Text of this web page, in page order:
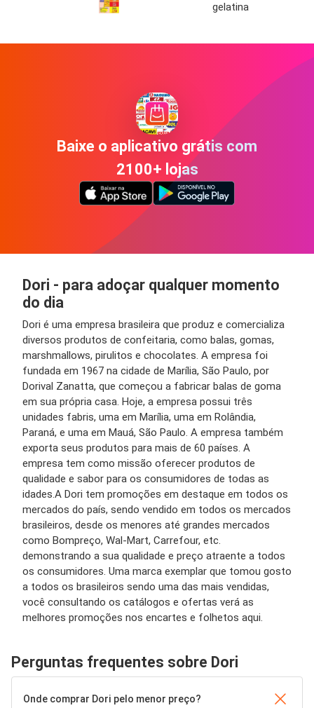
gelatina
Baixe o aplicativo grátis com
2100+ lojas
Dori - para adoçar qualquer momento
do dia
Dori é uma empresa brasileira que produz e comercializa
diversos produtos de confeitaria, como balas, gomas,
marshmallows, pirulitos e chocolates. A empresa foi
fundada em 1967 na cidade de Marília, São Paulo, por
Dorival Zanatta, que começou a fabricar balas de goma
em sua própria casa. Hoje, a empresa possui três
unidades fabris, uma em Marília, uma em Rolândia,
Paraná, e uma em Mauá, São Paulo. A empresa também
exporta seus produtos para mais de 60 países. A
empresa tem como missão oferecer produtos de
qualidade e sabor para os consumidores de todas as
idades.A Dori tem promoções em destaque em todos os
mercados do país, sendo vendido em todos os mercados
brasileiros, desde os menores até grandes mercados
como Bompreço, Wal-Mart, Carrefour, etc.
demonstrando a sua qualidade e preço atraente a todos
os consumidores. Uma marca exemplar que tomou gosto
a todos os brasileiros sendo uma das mais vendidas,
você consultando os catálogos e ofertas verá as
melhores promoções nos encartes e folhetos aqui.
Perguntas frequentes sobre Dori
Onde comprar Dori pelo menor preço?